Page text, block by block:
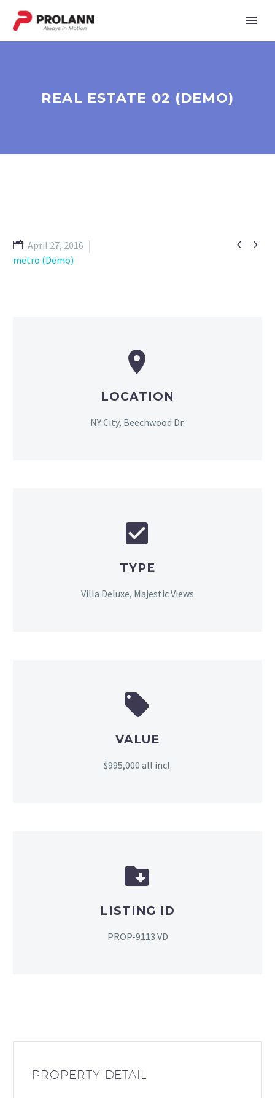
REAL ESTATE 02 (DEMO)
 
April 27, 2016
metro (Demo)


LOCATION
NY City, Beechwood Dr.


TYPE
Villa Deluxe, Majestic Views


VALUE
$995,000 all incl.


LISTING ID
PROP-9113 VD
PROPERTY DETAIL